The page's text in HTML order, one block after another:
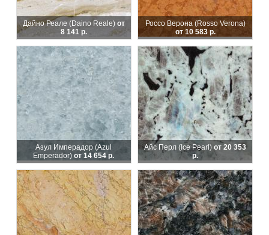
Дайно Реале (Daino Reale) от
8 141 р.
Россо Верона (Rosso Verona)
от 10 583 р.
Азул Имперадор (Azul
Emperador)от 14 654 р.
Айс Перл (Ice Pearl) от 20 353
р.